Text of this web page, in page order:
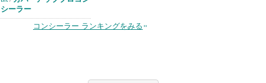
シーラー
コンシーラー ランキングをみる